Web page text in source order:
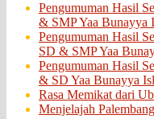
Pengumuman Hasil
& SMP Yaa Bunayya
Pengumuman Hasil
SD & SMP Yaa
Pengumuman Hasil
& SD Yaa Bunayya
Rasa Memikat dari
Menjelajah